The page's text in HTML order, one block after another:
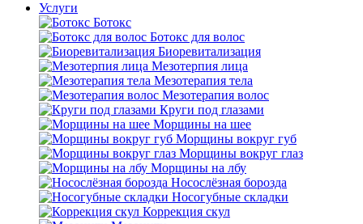
Услуги
Ботокс
Ботокс для волос
Биоревитализация
Мезотерпия лица
Мезотерапия тела
Мезотерапия волос
Круги под глазами
Морщины на шее
Морщины вокруг губ
Морщины вокруг глаз
Морщины на лбу
Носослёзная борозда
Носогубные складки
Коррекция скул